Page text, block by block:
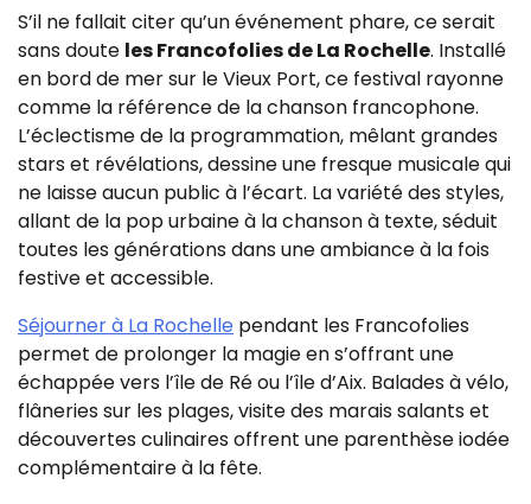
S’il ne fallait citer qu’un événement phare, ce serait
sans doute les Francofolies de La Rochelle. Installé
en bord de mer sur le Vieux Port, ce festival rayonne
comme la référence de la chanson francophone.
L’éclectisme de la programmation, mêlant grandes
stars et révélations, dessine une fresque musicale qui
ne laisse aucun public à l’écart. La variété des styles,
allant de la pop urbaine à la chanson à texte, séduit
toutes les générations dans une ambiance à la fois
festive et accessible.
Séjourner à La Rochelle pendant les Francofolies
permet de prolonger la magie en s’offrant une
échappée vers l’île de Ré ou l’île d’Aix. Balades à vélo,
flâneries sur les plages, visite des marais salants et
découvertes culinaires offrent une parenthèse iodée
complémentaire à la fête.